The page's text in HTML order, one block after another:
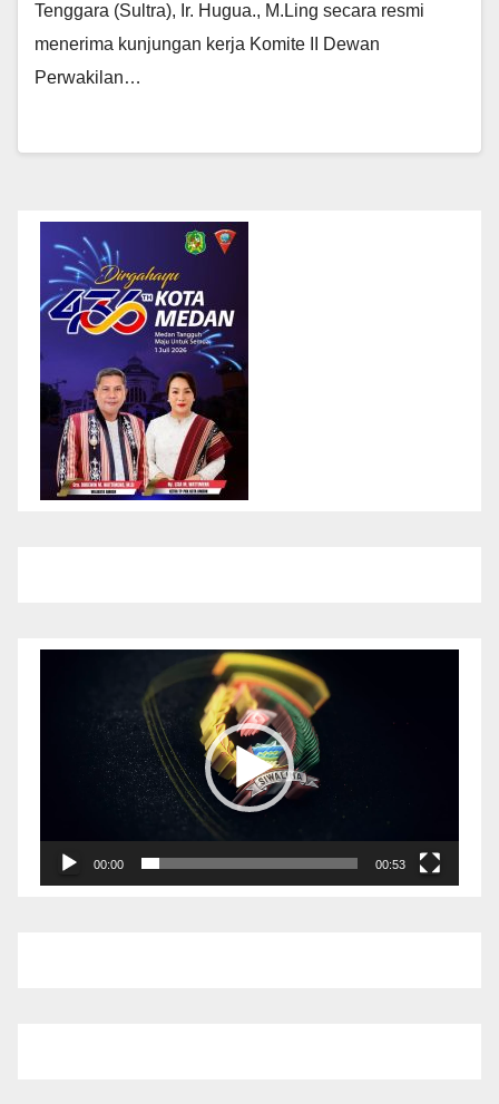
Tenggara (Sultra), Ir. Hugua., M.Ling secara resmi
menerima kunjungan kerja Komite II Dewan
Perwakilan…
00:00 00:53